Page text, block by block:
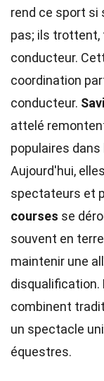
rend ce sport si
pas; ils trottent,
conducteur.
coordination
conducteur.
attelé
populaires dans
Aujourd'hui,
spectateurs et
courses se
souvent en
maintenir une
disqualification.
combinent
un spectacle
équestres.